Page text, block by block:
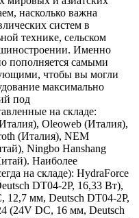
насколько важна
систем в
технике, сельском
Именно
пополняется самыми
чтобы вы могли
максимально
под
на складе:
Oleoweb (Италия),
(Италия), NEM
Ningbo Hanshang
Наиболее
на складе): HydraForce
DT04-2P, 16,33 Вт),
12,7 мм, Deutsch DT04-2P,
(24V DC, 16 мм, Deutsch